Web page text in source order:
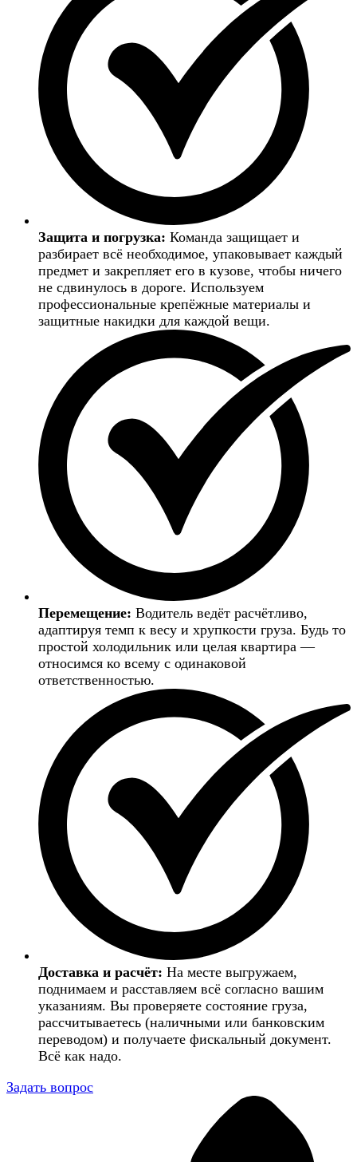
Защита и погрузка: Команда защищает и
разбирает всё необходимое, упаковывает каждый
предмет и закрепляет его в кузове, чтобы ничего
не сдвинулось в дороге. Используем
профессиональные крепёжные материалы и
защитные накидки для каждой вещи.
Перемещение: Водитель ведёт расчётливо,
адаптируя темп к весу и хрупкости груза. Будь то
простой холодильник или целая квартира —
относимся ко всему с одинаковой
ответственностью.
Доставка и расчёт: На месте выгружаем,
поднимаем и расставляем всё согласно вашим
указаниям. Вы проверяете состояние груза,
рассчитываетесь (наличными или банковским
переводом) и получаете фискальный документ.
Всё как надо.
Задать вопрос